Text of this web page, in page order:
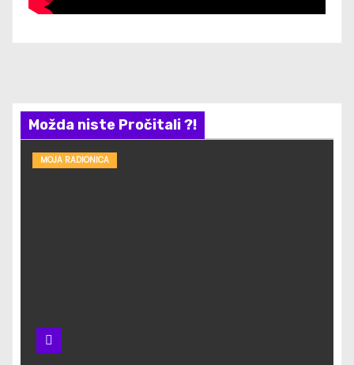
Možda niste Pročitali ?!
MOJA RADIONICA